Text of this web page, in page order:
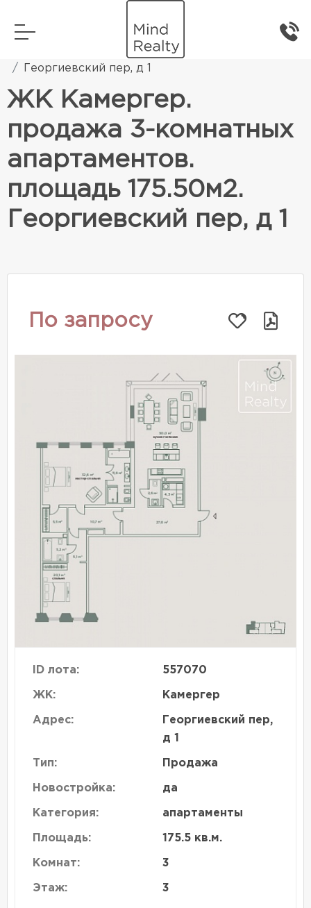
Элитная жилая недвижимость
Георгиевский пер, д 1
ЖК Камергер.
продажа 3-комнатных
апартаментов.
площадь 175.50м2.
Георгиевский пер, д 1
По запросу
ID лота: 557070
ЖК: Камергер
Адрес:
Георгиевский пер,
д 1
Тип: Продажа
Новостройка: да
Категория: апартаменты
Площадь: 175.5 кв.м.
Комнат: 3
Этаж: 3